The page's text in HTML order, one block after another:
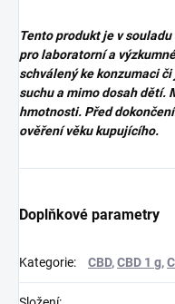
Tento produkt je v
pro laboratorní a
schválený ke konzumaci
suchu a mimo dosah dětí.
hmotnosti. Před
ověření věku kupujícího.
Doplňkové parametry
Kategorie: CBD,CBD 1 g,